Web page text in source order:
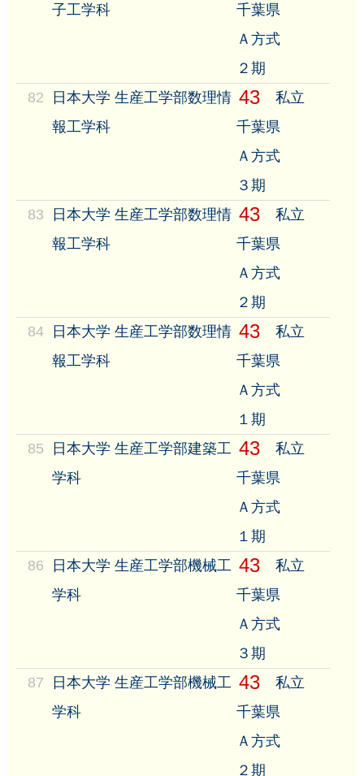
子工学科
千葉県
Ａ方式
２期
82
日本大学 生産工学部数理情
報工学科
43
私立
千葉県
Ａ方式
３期
83
日本大学 生産工学部数理情
報工学科
43
私立
千葉県
Ａ方式
２期
84
日本大学 生産工学部数理情
報工学科
43
私立
千葉県
Ａ方式
１期
85
日本大学 生産工学部建築工
学科
43
私立
千葉県
Ａ方式
１期
86
日本大学 生産工学部機械工
学科
43
私立
千葉県
Ａ方式
３期
87
日本大学 生産工学部機械工
学科
43
私立
千葉県
Ａ方式
２期